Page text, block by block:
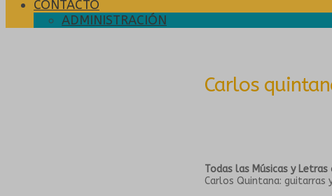
CONTACTO
ADMINISTRACIÓN
Carlos
Todas las Músicas y
Carlos Quintana: guitarras